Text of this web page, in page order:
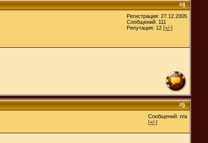
#4
Регистрация: 27.12.2005
Сообщений: 111
Репутация: 12 [+/-]
#5
Сообщений: n/a
[+/-]